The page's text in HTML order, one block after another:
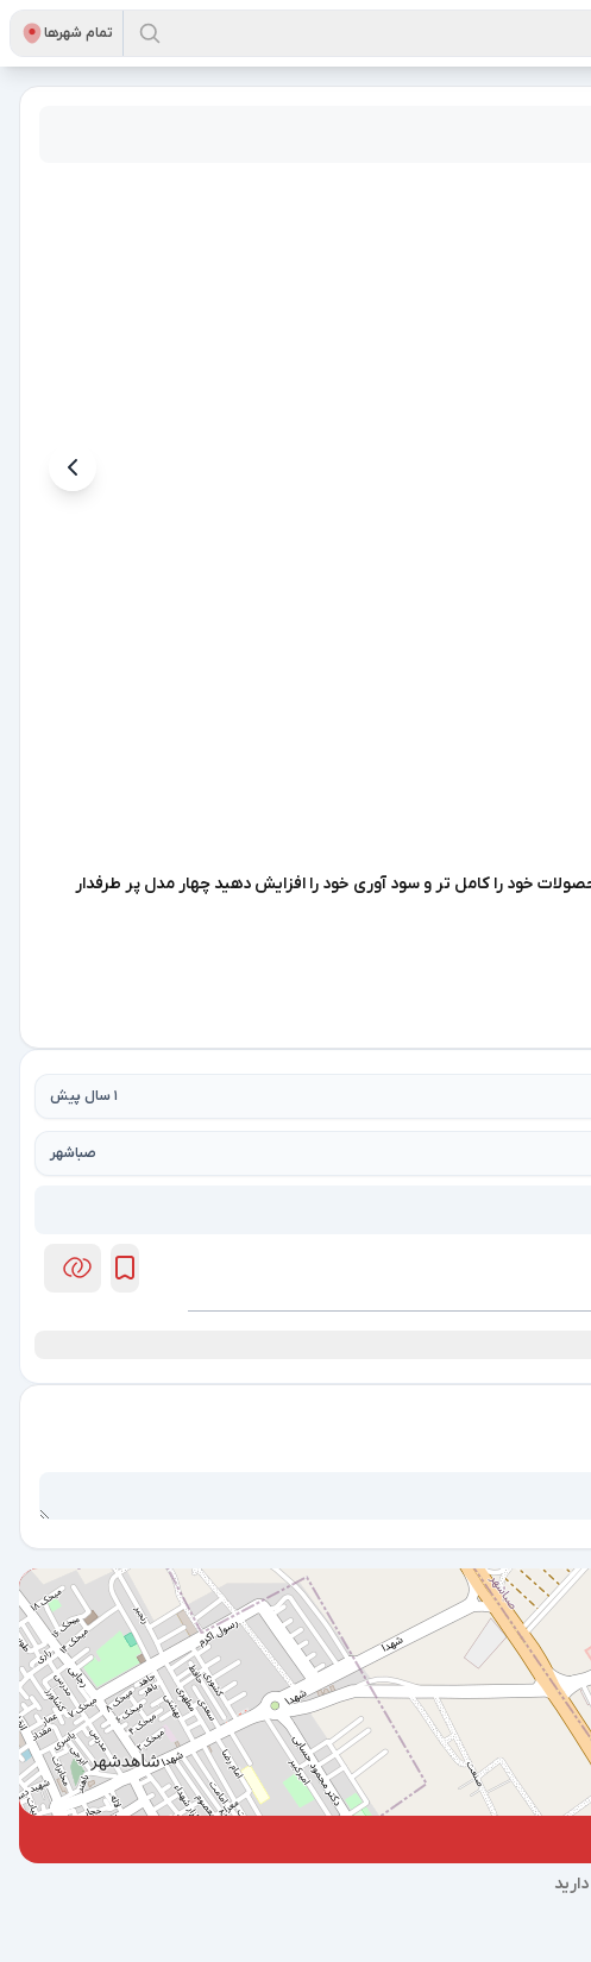
تمام شهر‌ها
خود را کامل تر و سود آوری خود را افزایش دهید چهار مدل پر طرفدار
1 سال پیش
صباشهر